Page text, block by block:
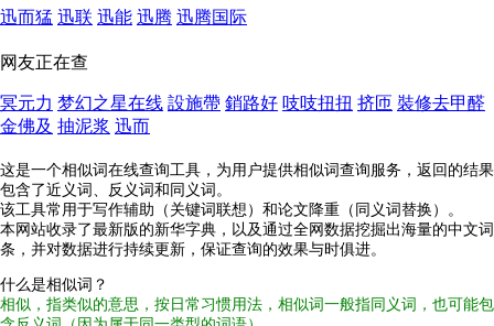
迅而猛 迅联 迅能 迅腾 迅腾国际
网友正在查
冥元力 梦幻之星在线 設施帶 銷路好 吱吱扭扭 挤匝 裝修去甲醛
金佛及 抽泥浆 迅而
这是一个相似词在线查询工具，为用户提供相似词查询服务，返回的结果
包含了近义词、反义词和同义词。
该工具常用于写作辅助（关键词联想）和论文降重（同义词替换）。
本网站收录了最新版的新华字典，以及通过全网数据挖掘出海量的中文词
条，并对数据进行持续更新，保证查询的效果与时俱进。
什么是相似词？
相似，指类似的意思，按日常习惯用法，相似词一般指同义词，也可能包